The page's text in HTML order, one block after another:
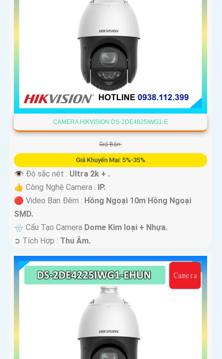
CAMERA HIKVISION DS-2DE4825IWG1-E
Giá Bán:
Giá Khuyến Mại: 5%-35%
👁 Độ sắc nét : Ultra 2k + .
👍 Công Nghệ Camera : IP.
🔴 Video Ban Đêm : Hồng Ngoại 10m Hồng Ngoại
SMD.
🌧️ Cấu Tạo Camera Dome Kim loại + Nhựa.
️➲ Tích Hợp : Thu Âm.